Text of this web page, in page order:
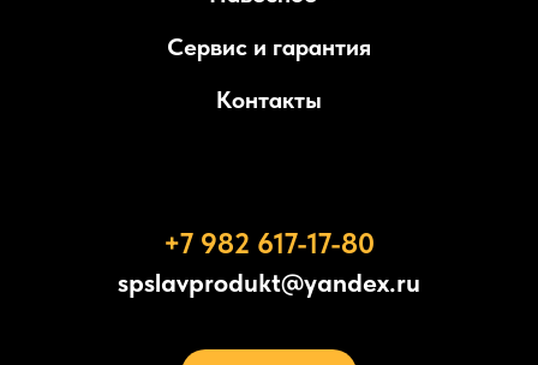
Сервис и гарантия
Контакты
+7 982 617-17-80
spslavprodukt@yandex.ru